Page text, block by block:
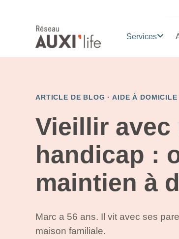
Services
ARTICLE DE BLOG ·AIDE À
Vieillir avec
handicap :
maintien à
Marc a 56 ans. Il vit avec ses
maison familiale.